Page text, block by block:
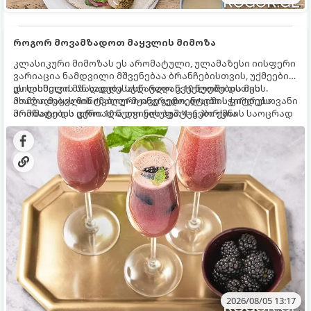
როგორ მოვამზადოთ მაყვლის მიმოზა
კლასიკური მიმოზას ეს არომატული, ულამაზესი იისფერი
ვარიაცია ნამდვილი მშვენებაა ბრანჩებისთვის, უქმეების
დილისთვის ან სადღესასწაულო წვეულებებისთვის.
ახალი მაყვლის ტკბილ-მჟავე გემო, ლაიმის ციტრუსოვანი
არომატი და ცქრიალა ღვინის ბუშტუკები ქმნის საოცრად
დახვეწილ და მაგრილებელ კოქტეილს.
ეს სასმელი მზადდება სულ რაღაც 10 წუთში და მის
მომზადებას მინიმალური ინგრედიენტები სჭირდება.
მომზადების დრო: 10 წუთი ულუფა: 4–6 პორცია
2026/08/05 13:17